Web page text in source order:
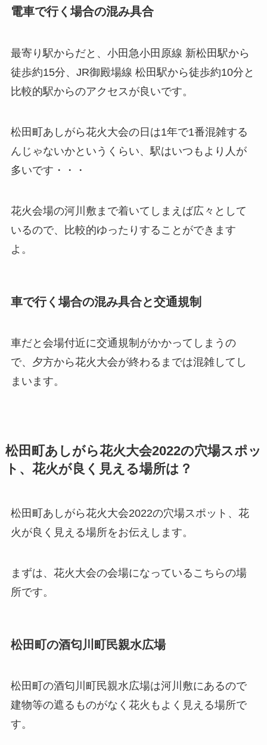
電車で行く場合の混み具合
最寄り駅からだと、小田急小田原線 新松田駅から
徒歩約15分、JR御殿場線 松田駅から徒歩約10分と
比較的駅からのアクセスが良いです。
松田町あしがら花火大会の日は1年で1番混雑する
んじゃないかというくらい、駅はいつもより人が
多いです・・・
花火会場の河川敷まで着いてしまえば広々として
いるので、比較的ゆったりすることができます
よ。
車で行く場合の混み具合と交通規制
車だと会場付近に交通規制がかかってしまうの
で、夕方から花火大会が終わるまでは混雑してし
まいます。
松田町あしがら花火大会2022の穴場スポッ
ト、花火が良く見える場所は？
松田町あしがら花火大会2022の穴場スポット、花
火が良く見える場所をお伝えします。
まずは、花火大会の会場になっているこちらの場
所です。
松田町の酒匂川町民親水広場
松田町の酒匂川町民親水広場は河川敷にあるので
建物等の遮るものがなく花火もよく見える場所で
す。